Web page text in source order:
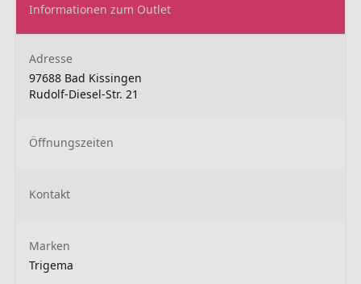
Informationen zum Outlet
Adresse
97688 Bad Kissingen
Rudolf-Diesel-Str. 21
Öffnungszeiten
Kontakt
Marken
Trigema